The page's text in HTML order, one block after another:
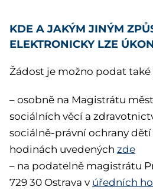
KDE A JAKÝM JINÝM
ELEKTRONICKY LZE
Žádost je možno podat
– osobně na Magistrátu
sociálních věcí a
sociálně-právní ochrany
hodinách uvedených zde
– na podatelně magistrátu
729 30 Ostrava v úředních